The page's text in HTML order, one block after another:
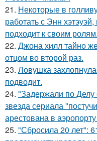
21. Некоторые в
работать с Энн
подходит к своим ролям.
22. Джона хилл тайно
отцом во второй раз.
23. Ловушка
подводит.
24. "Задержали по
звезда сериала
арестована в
25. "Сбросила 20 лет":